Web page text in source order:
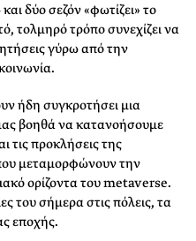
δύο σεζόν «φωτίζει» το
τολμηρό τρόπο συνεχίζει να
γύρω από την
ήδη συγκροτήσει μια
βοηθά να κατανοήσουμε
τις προκλήσεις της
μεταμορφώνουν την
ορίζοντα του metaverse.
του σήμερα στις πόλεις, τα
εποχής.